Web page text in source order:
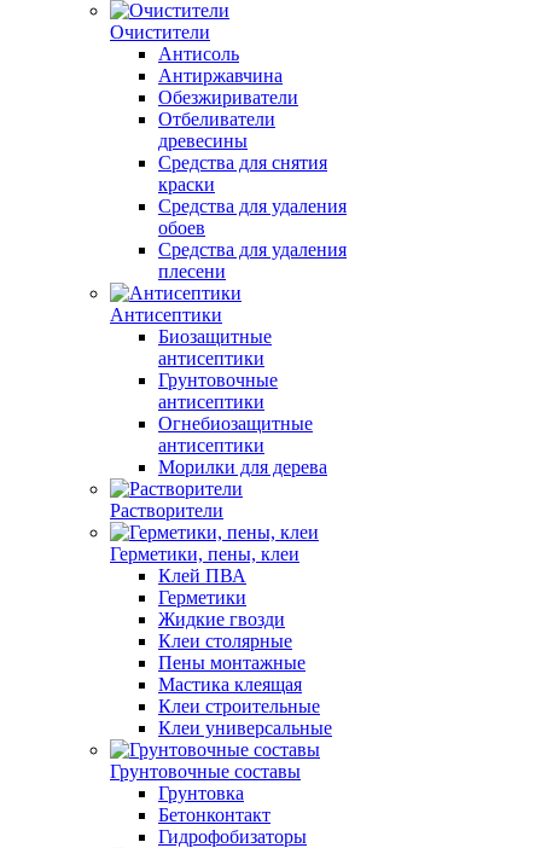
Очистители
Антисоль
Антиржавчина
Обезжириватели
Отбеливатели
древесины
Средства для снятия
краски
Средства для удаления
обоев
Средства для удаления
плесени
Антисептики
Биозащитные
антисептики
Грунтовочные
антисептики
Огнебиозащитные
антисептики
Морилки для дерева
Растворители
Герметики, пены, клеи
Клей ПВА
Герметики
Жидкие гвозди
Клеи столярные
Пены монтажные
Мастика клеящая
Клеи строительные
Клеи универсальные
Грунтовочные составы
Грунтовка
Бетонконтакт
Гидрофобизаторы